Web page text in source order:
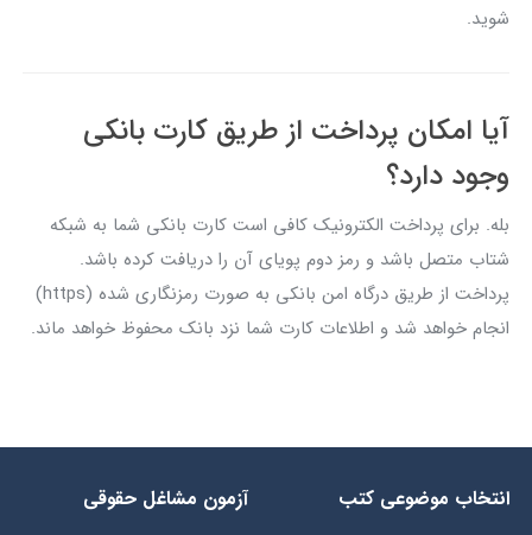
شوید.
آیا امکان پرداخت از طریق کارت بانکی
وجود دارد؟
بله. برای پرداخت الکترونیک کافی است کارت بانکی شما به شبکه
شتاب متصل باشد و رمز دوم پویای آن را دریافت کرده باشد.
پرداخت از طریق درگاه امن بانکی به صورت رمزنگاری شده (https)
انجام خواهد شد و اطلاعات کارت شما نزد بانک محفوظ خواهد ماند.
انتخاب​ موضوعي​ کتب آزمون مشاغل حقوقی